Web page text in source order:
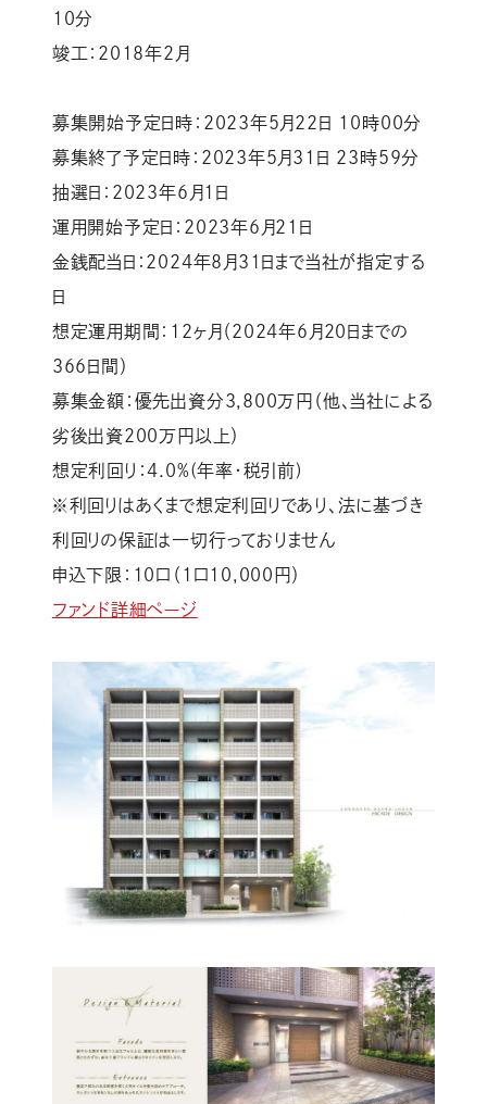
10分
竣工：2018年2月
募集開始予定日時：2023年5月22日 10時00分
募集終了予定日時：2023年5月31日 23時59分
抽選日：2023年6月1日
運用開始予定日：2023年6月21日
金銭配当日：2024年8月31日まで当社が指定する
日
想定運用期間：12ヶ月（2024年6月20日までの
366日間）
募集金額：優先出資分3,800万円（他、当社による
劣後出資200万円以上）
想定利回り：4.0%(年率・税引前)
※利回りはあくまで想定利回りであり、法に基づき
利回りの保証は一切行っておりません
申込下限：10口（1口10,000円）
ファンド詳細ページ